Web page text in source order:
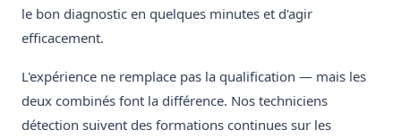
le bon diagnostic en quelques minutes et d'agir
efficacement.
L'expérience ne remplace pas la qualification — mais les
deux combinés font la différence. Nos techniciens
détection suivent des formations continues sur les